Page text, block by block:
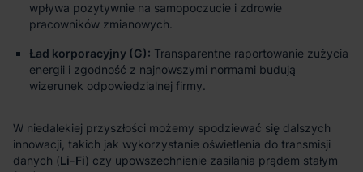
wpływa pozytywnie na samopoczucie i zdrowie
pracowników zmianowych.
Ład korporacyjny (G): Transparentne raportowanie zużycia
energii i zgodność z najnowszymi normami budują
wizerunek odpowiedzialnej firmy.
Li-Fi